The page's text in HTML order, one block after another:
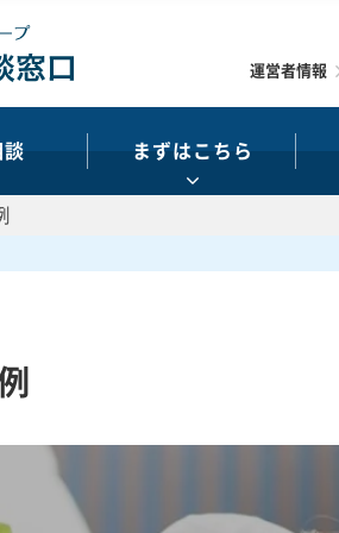
談 まずはこちら
運営者情報